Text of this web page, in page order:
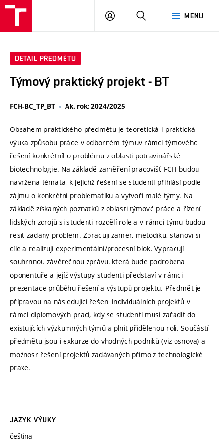
MENU
PŘIHLÁSIT
DETAIL PŘEDMĚTU
Týmový praktický projekt - BT
FCH-BC_TP_BT Ak. rok: 2024/2025
Obsahem praktického předmětu je teoretická i praktická
výuka způsobu práce v odborném týmuv rámci týmového
řešení konkrétního problému z oblasti potravinářské
biotechnologie. Na základě zaměření pracovišť FCH budou
navržena témata, k jejichž řešení se studenti přihlásí podle
zájmu o konkrétní problematiku a vytvoří malé týmy. Na
základě získaných poznatků z oblasti týmové práce a řízení
lidských zdrojů si studenti rozdělí role a v rámci týmu budou
řešit zadaný problém. Zpracují záměr, metodiku, stanoví si
cíle a realizují experimentální/procesní blok. Vypracují
souhrnnou závěrečnou zprávu, která bude podrobena
oponentuře a jejíž výstupy studenti představí v rámci
prezentace průběhu řešení a výstupů projektu. Předmět je
přípravou na následující řešení individuálních projektů v
rámci diplomových prací, kdy se studenti musí zařadit do
existujících výzkumných týmů a plnit přidělenou roli. Součástí
předmětu jsou i exkurze do vhodných podniků (viz osnova) a
možnosr řešení projektů zadávaných přímo z technologické
praxe.
JAZYK VÝUKY
čeština